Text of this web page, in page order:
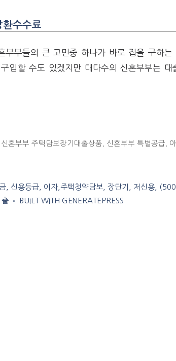
수수료
부부들의 큰 고민중 하나가 바로 집을 구하는
입할 수도 있겠지만 대다수의 신혼부부는 대
신혼부부 주택담보장기대출상품 신혼부부 특별공급
신용등급, 이자,주택청약담보, 장단기, 저신용,
출• BUILT WITH GENERATEPRESS